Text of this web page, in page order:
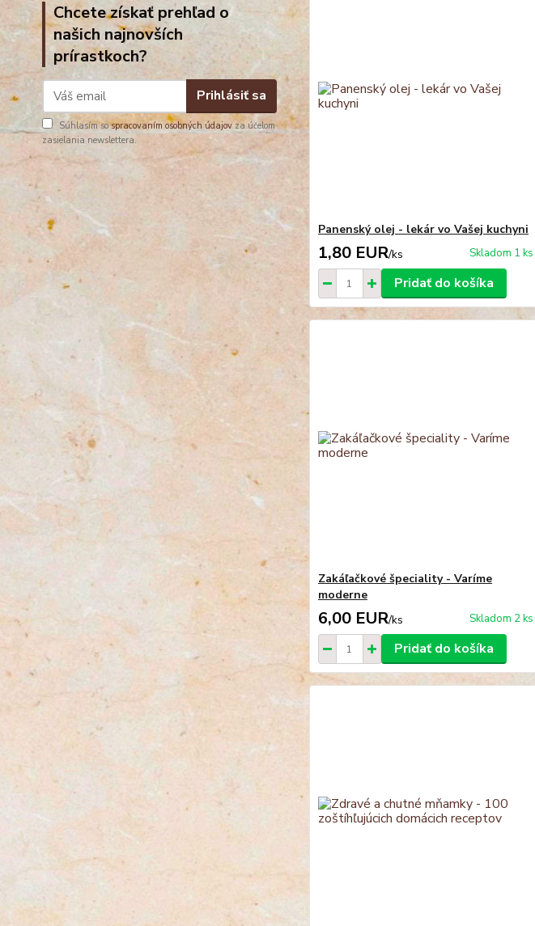
Chcete získať prehľad o
našich najnovších
prírastkoch?
Prihlásiť sa
Súhlasím sospracovaním osobných údajovza účelom
zasielania newslettera.
Panenský olej - lekár vo Vašej kuchyni
1,80 EUR/ks Skladom 1 ks
Pridať do košíka
Zakáľačkové špeciality - Varíme
moderne
6,00 EUR/ks Skladom 2 ks
Pridať do košíka